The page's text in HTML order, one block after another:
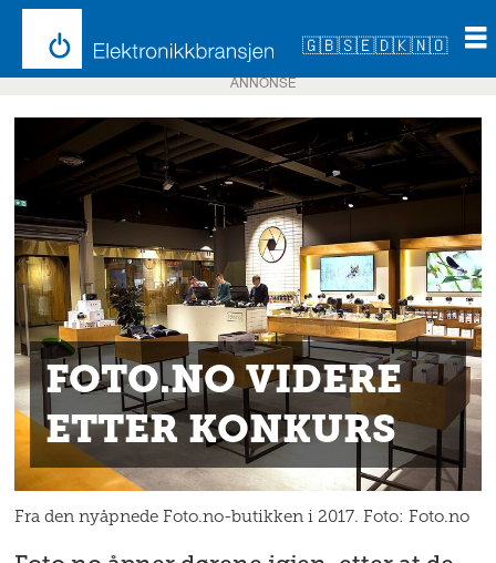
🇬🇧🇸🇪🇩🇰🇳🇴
ANNONSE
FOTO.NO VIDERE
ETTER KONKURS
Fra den nyåpnede Foto.no-butikken i 2017. Foto: Foto.no